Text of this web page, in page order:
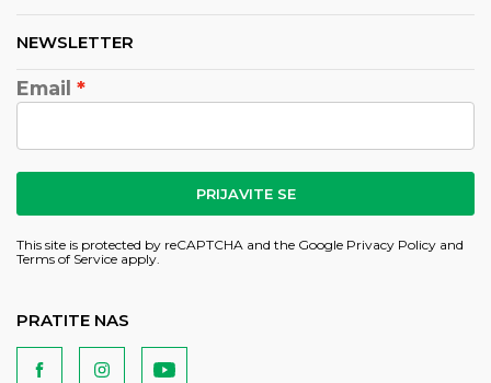
NEWSLETTER
Email
PRIJAVITE SE
This site is protected by reCAPTCHA and the Google Privacy Policy and
Terms of Service apply.
PRATITE NAS